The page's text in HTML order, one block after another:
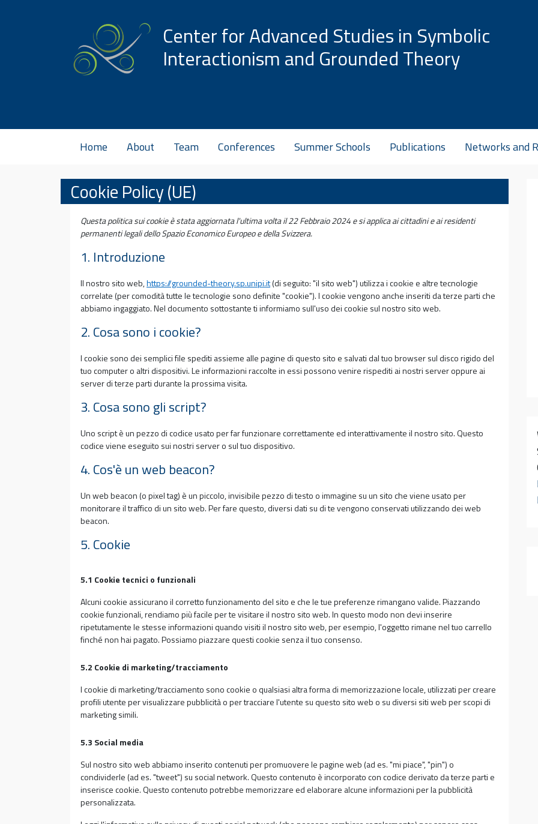
Center for Advanced Studies in Symbolic
Interactionism and Grounded Theory
Home About Team Conferences Summer Schools Publications Networks and
Cookie Policy (UE)
Questa politica sui cookie è stata aggiornata l'ultima volta il 22 Febbraio 2024 e si applica ai cittadini e ai residenti
permanenti legali dello Spazio Economico Europeo e della Svizzera.
1. Introduzione
Il nostro sito web,https://grounded-theory.sp.unipi.it(di seguito: "il sito web") utilizza i cookie e altre tecnologie
correlate (per comodità tutte le tecnologie sono definite "cookie"). I cookie vengono anche inseriti da terze parti che
abbiamo ingaggiato. Nel documento sottostante ti informiamo sull'uso dei cookie sul nostro sito web.
2. Cosa sono i cookie?
I cookie sono dei semplici file spediti assieme alle pagine di questo sito e salvati dal tuo browser sul disco rigido del
tuo computer o altri dispositivi. Le informazioni raccolte in essi possono venire rispediti ai nostri server oppure ai
server di terze parti durante la prossima visita.
3. Cosa sono gli script?
Uno script è un pezzo di codice usato per far funzionare correttamente ed interattivamente il nostro sito. Questo
codice viene eseguito sui nostri server o sul tuo dispositivo.
4. Cos'è un web beacon?
Un web beacon (o pixel tag) è un piccolo, invisibile pezzo di testo o immagine su un sito che viene usato per
monitorare il traffico di un sito web. Per fare questo, diversi dati su di te vengono conservati utilizzando dei web
beacon.
5. Cookie
5.1 Cookie tecnici o funzionali
Alcuni cookie assicurano il corretto funzionamento del sito e che le tue preferenze rimangano valide. Piazzando
cookie funzionali, rendiamo più facile per te visitare il nostro sito web. In questo modo non devi inserire
ripetutamente le stesse informazioni quando visiti il nostro sito web, per esempio, l'oggetto rimane nel tuo carrello
finché non hai pagato. Possiamo piazzare questi cookie senza il tuo consenso.
5.2 Cookie di marketing/tracciamento
I cookie di marketing/tracciamento sono cookie o qualsiasi altra forma di memorizzazione locale, utilizzati per creare
profili utente per visualizzare pubblicità o per tracciare l'utente su questo sito web o su diversi siti web per scopi di
marketing simili.
5.3 Social media
Sul nostro sito web abbiamo inserito contenuti per promuovere le pagine web (ad es. "mi piace", "pin") o
condividerle (ad es. "tweet") su social network. Questo contenuto è incorporato con codice derivato da terze parti e
inserisce cookie. Questo contenuto potrebbe memorizzare ed elaborare alcune informazioni per la pubblicità
personalizzata.